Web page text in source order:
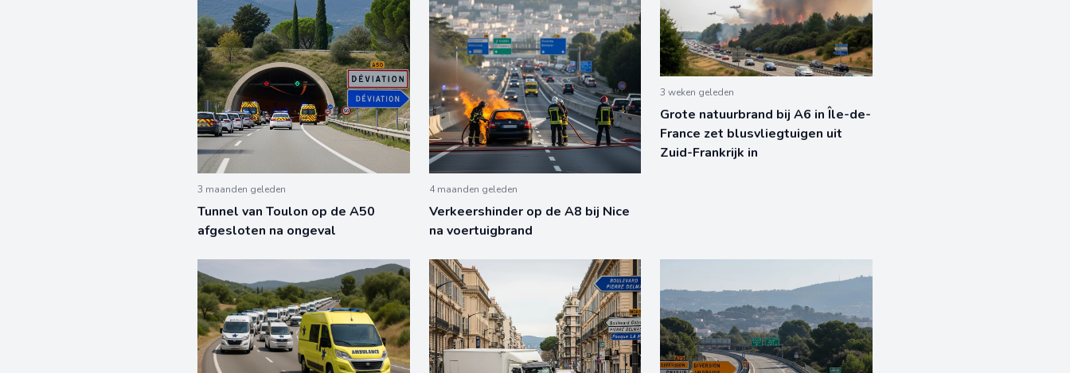
3 maanden geleden
Tunnel van Toulon op de A50
afgesloten na ongeval
4 maanden geleden
Verkeershinder op de A8 bij Nice
na voertuigbrand
3 weken geleden
Grote natuurbrand bij A6 in Île-de-
France zet blusvliegtuigen uit
Zuid-Frankrijk in